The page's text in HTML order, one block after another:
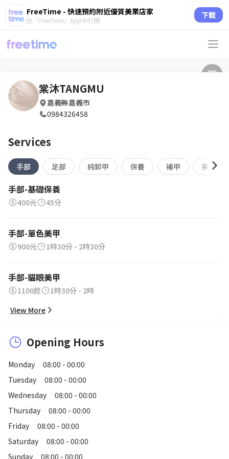
FreeTime - 快速預約附近優質美業店家
在「FreeTime」App中打開 下載
棠沐TANGMU
嘉義縣嘉義市
0984326458
Services
手部 足部 純卸甲 保養 補甲 美睫
手部-基礎保養
400元 45分
手部-單色美甲
900元 1時30分 - 2時30分
手部-貓眼美甲
1100起
1時30分 - 2時
View More
Opening Hours
Monday
08:00 - 00:00
Tuesday
08:00 - 00:00
Wednesday
08:00 - 00:00
Thursday
08:00 - 00:00
Friday
08:00 - 00:00
Saturday
08:00 - 00:00
Sunday
08:00 - 00:00